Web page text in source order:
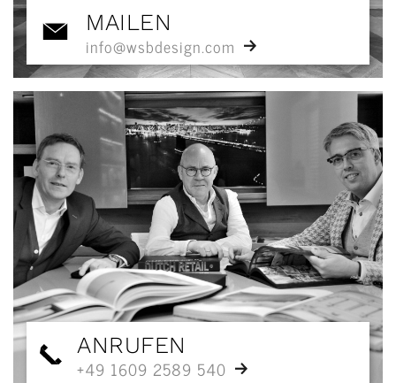
MAILEN
info@wsbdesign.com
ANRUFEN
+49 1609 2589 540